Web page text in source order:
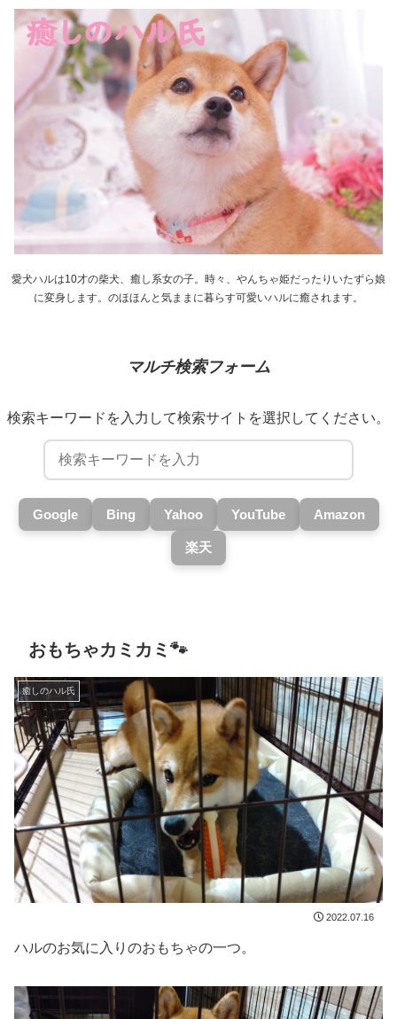
愛犬ハルは10才の柴犬、癒し系女の子。時々、やんちゃ姫だったりいたずら娘
に変身します。のほほんと気ままに暮らす可愛いハルに癒されます。
マルチ検索フォーム
検索キーワードを入力して検索サイトを選択してください。
Google Bing Yahoo YouTube Amazon
楽天
おもちゃカミカミ🐾
癒しのハル氏
2022.07.16
ハルのお気に入りのおもちゃの一つ。